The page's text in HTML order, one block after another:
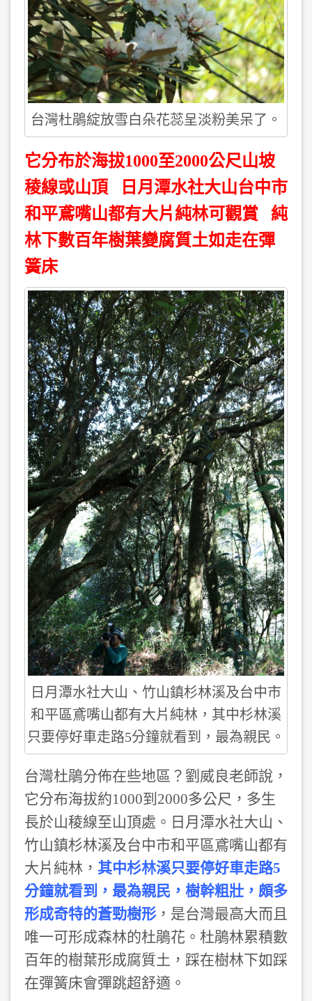
台灣杜鵑綻放雪白朵花蕊呈淡粉美呆了。
它分布於海拔1000至2000公尺山坡
稜線或山頂 日月潭水社大山台中市
和平鳶嘴山都有大片純林可觀賞 純
林下數百年樹葉變腐質土如走在彈
簧床
日月潭水社大山、竹山鎮杉林溪及台中市
和平區鳶嘴山都有大片純林，其中杉林溪
只要停好車走路5分鐘就看到，最為親民。
台灣杜鵑分佈在些地區？劉威良老師說，
它分布海拔約1000到2000多公尺，多生
長於山稜線至山頂處。日月潭水社大山、
竹山鎮杉林溪及台中市和平區鳶嘴山都有
大片純林， 其中杉林溪只要停好車走路5
分鐘就看到，最為親民，樹幹粗壯，頗多
形成奇特的蒼勁樹形 ，是台灣最高大而且
唯一可形成森林的杜鵑花。杜鵑林累積數
百年的樹葉形成腐質土，踩在樹林下如踩
在彈簧床會彈跳超舒適。